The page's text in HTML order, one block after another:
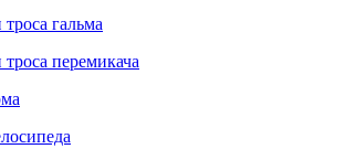
гальма
перемикача